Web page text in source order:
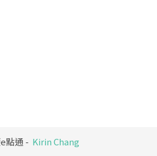
點通 - Kirin Chang